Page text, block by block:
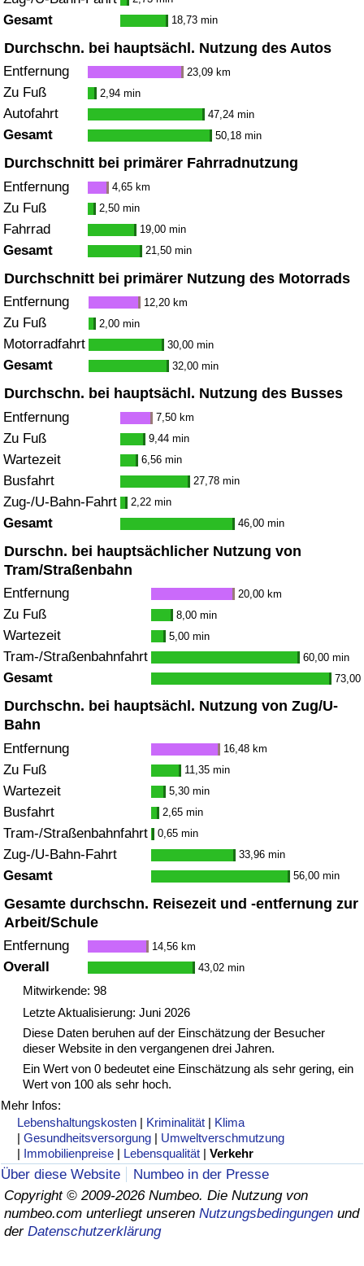
Gesamt 18,73 min
Durchschn. bei hauptsächl. Nutzung des Autos
Entfernung 23,09 km
Zu Fuß 2,94 min
Autofahrt 47,24 min
Gesamt 50,18 min
Durchschnitt bei primärer Fahrradnutzung
Entfernung 4,65 km
Zu Fuß 2,50 min
Fahrrad 19,00 min
Gesamt 21,50 min
Durchschnitt bei primärer Nutzung des Motorrads
Entfernung 12,20 km
Zu Fuß 2,00 min
Motorradfahrt 30,00 min
Gesamt 32,00 min
Durchschn. bei hauptsächl. Nutzung des Busses
Entfernung 7,50 km
Zu Fuß 9,44 min
Wartezeit 6,56 min
Busfahrt 27,78 min
Zug-/U-Bahn-Fahrt 2,22 min
Gesamt 46,00 min
Durschn. bei hauptsächlicher Nutzung von
Tram/Straßenbahn
Entfernung 20,00 km
Zu Fuß 8,00 min
Wartezeit 5,00 min
Tram-/Straßenbahnfahrt 60,00 min
Gesamt 73,00
Durchschn. bei hauptsächl. Nutzung von Zug/U-
Bahn
Entfernung 16,48 km
Zu Fuß 11,35 min
Wartezeit 5,30 min
Busfahrt 2,65 min
Tram-/Straßenbahnfahrt 0,65 min
Zug-/U-Bahn-Fahrt 33,96 min
Gesamt 56,00 min
Gesamte durchschn. Reisezeit und -entfernung zur
Arbeit/Schule
Entfernung 14,56 km
Overall 43,02 min
Mitwirkende: 98
Letzte Aktualisierung: Juni 2026
Diese Daten beruhen auf der Einschätzung der Besucher
dieser Website in den vergangenen drei Jahren.
Ein Wert von 0 bedeutet eine Einschätzung als sehr gering, ein
Wert von 100 als sehr hoch.
Mehr Infos:
Lebenshaltungskosten | Kriminalität | Klima
|Gesundheitsversorgung | Umweltverschmutzung
| Immobilienpreise | Lebensqualität |Verkehr
Über diese Website
Numbeo in der Presse
Copyright © 2009-2026 Numbeo. Die Nutzung von
numbeo.com unterliegt unseren Nutzungsbedingungen und
der Datenschutzerklärung